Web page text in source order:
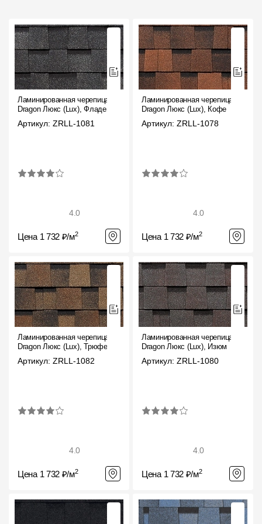
Ламинированная черепица
Dragon Люкс (Lux), Фладен
Артикул: ZRLL-1081
4.0
Цена 1 732 ₽/м2
Ламинированная черепица
Dragon Люкс (Lux), Кофе
Артикул: ZRLL-1078
4.0
Цена 1 732 ₽/м2
Ламинированная черепица
Dragon Люкс (Lux), Трюфель
Артикул: ZRLL-1082
4.0
Цена 1 732 ₽/м2
Ламинированная черепица
Dragon Люкс (Lux), Изюм
Артикул: ZRLL-1080
4.0
Цена 1 732 ₽/м2